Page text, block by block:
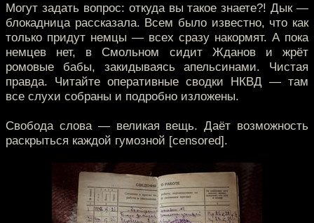
Могут задать вопрос: откуда вы такое знаете?! Дык —
блокадница рассказала. Всем было известно, что как
только придут немцы — всех сразу накормят. А пока
немцев нет, в Смольном сидит Жданов и жрёт
ромовые бабы, закидываясь апельсинами. Чистая
правда. Читайте оперативные сводки НКВД — там
все слухи собраны и подробно изложены.
Свобода слова — великая вещь. Даёт возможность
раскрыться каждой гумозной [censored].